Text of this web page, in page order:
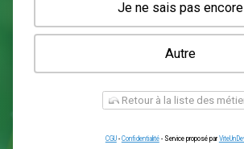
Une prise renforcée
Une simple